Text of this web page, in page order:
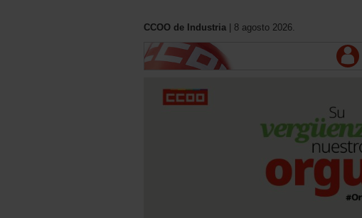
CCOO de Industria | 8 agosto 2026.